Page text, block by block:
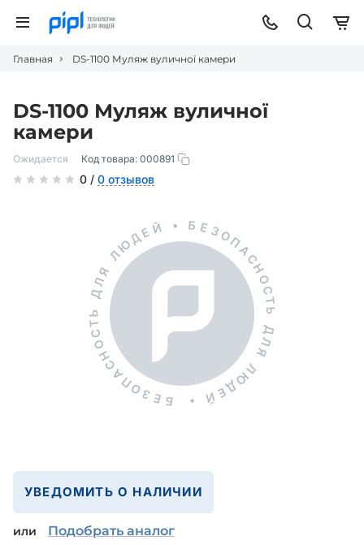
Главная DS-1100 Муляж вуличної камери
DS-1100 Муляж вуличної
камери
Ожидается Код товара: 000891
0 / 0 отзывов
УВЕДОМИТЬ О НАЛИЧИИ
или Подобрать аналог